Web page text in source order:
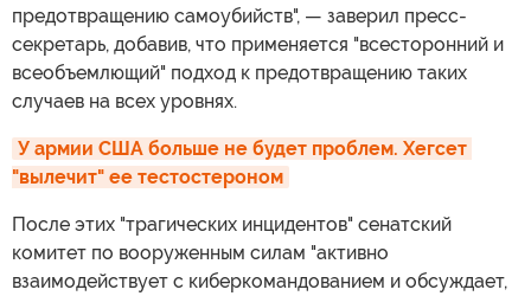
предотвращению самоубийств", — заверил пресс-
секретарь, добавив, что применяется "всесторонний и
всеобъемлющий" подход к предотвращению таких
случаев на всех уровнях.
У армии США больше не будет проблем. Хегсет
"вылечит" ее тестостероном
После этих "трагических инцидентов" сенатский
комитет по вооруженным силам "активно
взаимодействует с киберкомандованием и обсуждает,